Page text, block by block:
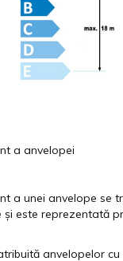
a anvelopei
a unei anvelope se
și este reprezentată
anvelopelor cu